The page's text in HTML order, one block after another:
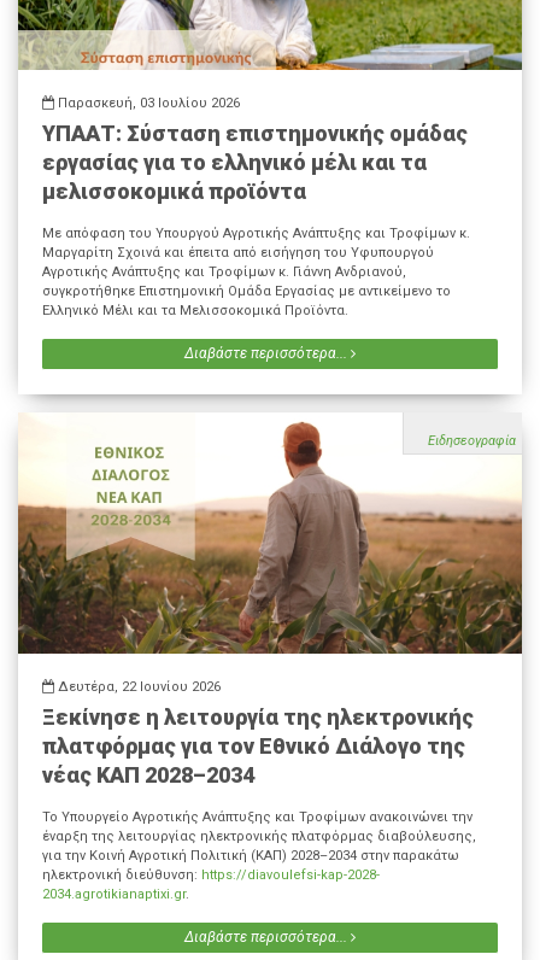
Παρασκευή, 03 Ιουλίου 2026
ΥΠΑΑΤ: Σύσταση επιστημονικής ομάδας
εργασίας για το ελληνικό μέλι και τα
μελισσοκομικά προϊόντα
Με απόφαση του Υπουργού Αγροτικής Ανάπτυξης και Τροφίμων κ.
Μαργαρίτη Σχοινά και έπειτα από εισήγηση του Υφυπουργού
Αγροτικής Ανάπτυξης και Τροφίμων κ. Γιάννη Ανδριανού,
συγκροτήθηκε Επιστημονική Ομάδα Εργασίας με αντικείμενο το
Ελληνικό Μέλι και τα Μελισσοκομικά Προϊόντα.
Διαβάστε περισσότερα...
Ειδησεογραφία
Δευτέρα, 22 Ιουνίου 2026
Ξεκίνησε η λειτουργία της ηλεκτρονικής
πλατφόρμας για τον Εθνικό Διάλογο της
νέας ΚΑΠ 2028–2034
Το Υπουργείο Αγροτικής Ανάπτυξης και Τροφίμων ανακοινώνει την
έναρξη της λειτουργίας ηλεκτρονικής πλατφόρμας διαβούλευσης,
για την Κοινή Αγροτική Πολιτική (ΚΑΠ) 2028–2034 στην παρακάτω
ηλεκτρονική διεύθυνση: https://diavoulefsi-kap-2028-
2034.agrotikianaptixi.gr.
Διαβάστε περισσότερα...